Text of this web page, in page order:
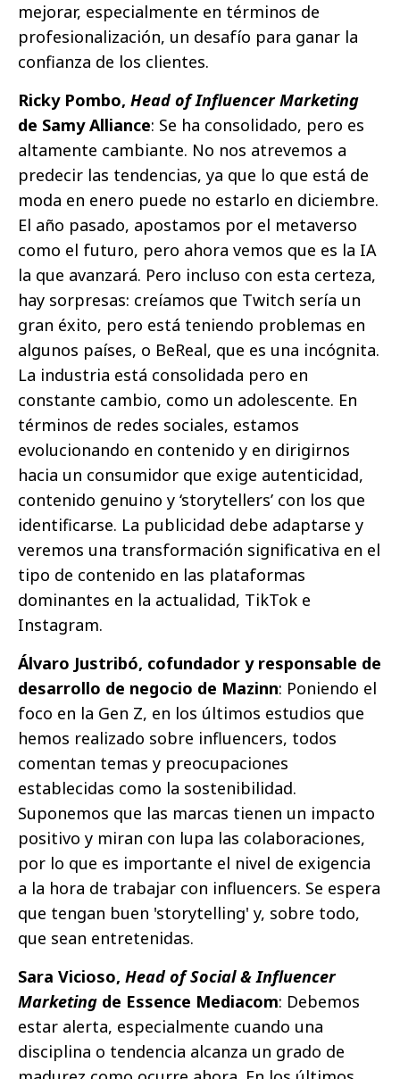
mejorar, especialmente en términos de
profesionalización, un desafío para ganar la
confianza de los clientes.
Ricky Pombo, Head of Influencer Marketing
de Samy Alliance: Se ha consolidado, pero es
altamente cambiante. No nos atrevemos a
predecir las tendencias, ya que lo que está de
moda en enero puede no estarlo en diciembre.
El año pasado, apostamos por el metaverso
como el futuro, pero ahora vemos que es la IA
la que avanzará. Pero incluso con esta certeza,
hay sorpresas: creíamos que Twitch sería un
gran éxito, pero está teniendo problemas en
algunos países, o BeReal, que es una incógnita.
La industria está consolidada pero en
constante cambio, como un adolescente. En
términos de redes sociales, estamos
evolucionando en contenido y en dirigirnos
hacia un consumidor que exige autenticidad,
contenido genuino y ‘storytellers’ con los que
identificarse. La publicidad debe adaptarse y
veremos una transformación significativa en el
tipo de contenido en las plataformas
dominantes en la actualidad, TikTok e
Instagram.
Álvaro Justribó, cofundador y responsable de
desarrollo de negocio de Mazinn: Poniendo el
foco en la Gen Z, en los últimos estudios que
hemos realizado sobre influencers, todos
comentan temas y preocupaciones
establecidas como la sostenibilidad.
Suponemos que las marcas tienen un impacto
positivo y miran con lupa las colaboraciones,
por lo que es importante el nivel de exigencia
a la hora de trabajar con influencers. Se espera
que tengan buen 'storytelling' y, sobre todo,
que sean entretenidas.
Sara Vicioso, Head of Social & Influencer
Marketing de Essence Mediacom: Debemos
estar alerta, especialmente cuando una
disciplina o tendencia alcanza un grado de